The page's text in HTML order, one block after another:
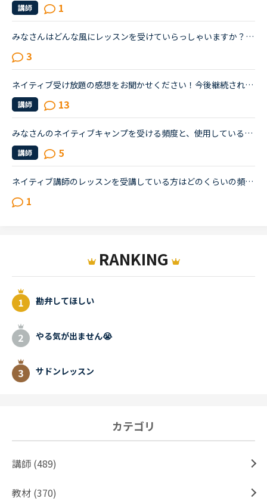
講師 1
みなさんはどんな風にレッスンを受けていらっしゃいますか？今は、フリートークを主に受けていて、たまにデイリーニュースを受けています。「コース・教材診断」を受けると、「カラン」とかになるのですが、お金...
3
ネイティブ受け放題の感想をお聞かせください！今後継続されるかどうかとその理由も知りたいです。ネイティブ受け放題良かった、合わなかったなどまたネイティブ講師ならではの良さ、やその反対などみなさまの感...
講師 13
みなさんのネイティブキャンプを受ける頻度と、使用している教材を教えていただきたいです。私は毎日一回、サイドバイサイドかTOEICを受けています。今まで発音矯正やスピーキング等受けてきましたがどの教材を徹...
講師 5
ネイティブ講師のレッスンを受講している方はどのくらいの頻度で受けていますか？ネイティブ講師のレッスンを受けたいのですが基本的に予約しないと受けられないですよね。予約するにはコインが必要で５００コイ...
1
RANKING
勘弁してほしい
やる気が出ません😭
サドンレッスン
カテゴリ
講師 (489)
教材 (370)